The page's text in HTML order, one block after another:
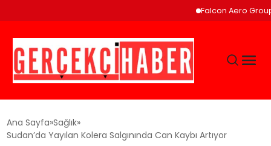
Falcon Aero Group,
GÜNCEL
Ana Sayfa Sağlık
Sudan’da Yayılan Kolera Salgınında Can Kaybı Artıyor